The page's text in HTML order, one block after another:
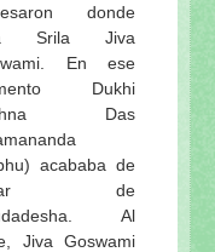
donde
Srila Jiva
En ese
Dukhi
Das
acababa de
de
Al
Jiva Goswami